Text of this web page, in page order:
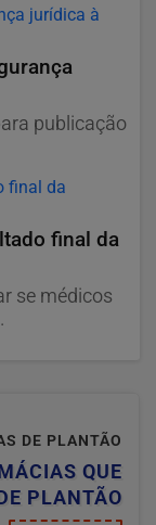
publicação
final da
se médicos
DE PLANTÃO
QUE
PLANTÃO